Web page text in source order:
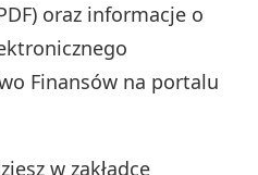
oraz informacje o
Finansów na portalu
w zakładce